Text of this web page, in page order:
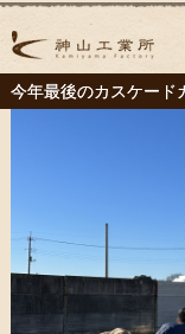
今年最後のカスケード